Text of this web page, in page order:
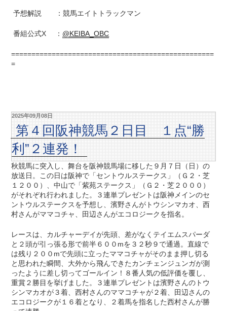
予想解説 ：競馬エイトトラックマン
番組公式X ： @KEIBA_OBC
==================================================
=
2025年09月08日
第４回阪神競馬２日目 １点“勝
利”２連発！
秋競馬に突入し、舞台を阪神競馬場に移した９月７日（日）の
放送日。この日は阪神で「セントウルステークス」（Ｇ２・芝
１２００）、中山で「紫苑ステークス」（Ｇ２・芝２０００）
がそれぞれ行われました。３連単プレゼントは阪神メインのセ
ントウルステークスを予想し、濱野さんがトウシンマカオ、西
村さんがママコチャ、田辺さんがエコロジークを指名。
レースは、カルチャーデイが先頭、差がなくテイエムスパーダ
と２頭が引っ張る形で前半６００mを３２秒９で通過。直線で
は残り２００mで先頭に立ったママコチャがそのまま押し切る
と思われた瞬間、大外から飛んできたカンチェンジュンガが測
ったように差し切ってゴールイン！８番人気の低評価を覆し、
重賞２勝目を挙げました。３連単プレゼントは濱野さんのトウ
シンマカオが３着、西村さんのママコチャが２着、田辺さんの
エコロジークが１６着となり、２着馬を指名した西村さんが勝